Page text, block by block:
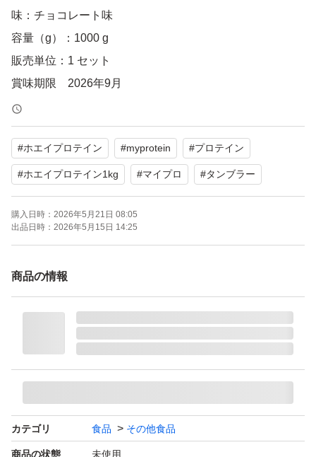
味：チョコレート味
容量（g）：1000 g
販売単位：1 セット
賞味期限 2026年9月
mpact ホエイ プロテイン（ノンフレーバー）は、1食（30
g）あたりたんぱく質23g・脂質1.9g・炭水化物1.8g・114
kcalのホエイプロテインコンセントレート（WPC）で
す。40種類以上のフレーバーから選べ、ナチュラルチョ
コレートフレーバーが日本では最も人気です。
00万人以上に愛用されている*欧州No.1スポーツ栄養ブラ
天然香料・ココアパウダー使用チョコレートフレーバー、
甘味料使用ホエイプロテインコンセントレート含有粉末栄
#ホエイプロテイン #myprotein #プロテイン
#ホエイプロテイン1kg #マイプロ #タンブラー
購入日時： 2026年5月21日 08:05
出品日時： 2026年5月15日 14:25
商品の情報
カテゴリ 食品 その他食品
商品の状態 未使用